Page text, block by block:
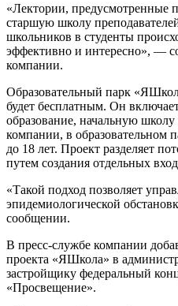
«Лектории, предусмотренные
старшую школу
школьников в студенты
эффективно и интересно», —
компании.
Образовательный парк
будет бесплатным. Он
образование, начальную
компании, в образовательном
до 18 лет. Проект разделяет
путем создания отдельных
«Такой подход позволяет
эпидемиологической
сообщении.
В пресс-службе компании
проекта «ЯШкола» в
застройщику федеральный
«Просвещение».